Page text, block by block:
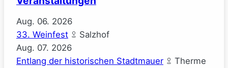
Aug. 06. 2026
33. Weinfest
Salzhof
Aug. 07. 2026
Entlang der historischen Stadtmauer
Therme